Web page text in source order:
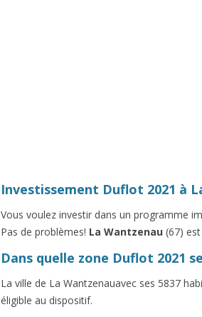
Investissement Duflot 2021 à
Vous voulez investir dans un programme
Pas de problèmes! La Wantzenau (67)
Dans quelle zone Duflot 2021
La ville de La Wantzenauavec ses 5837
éligible au dispositif.